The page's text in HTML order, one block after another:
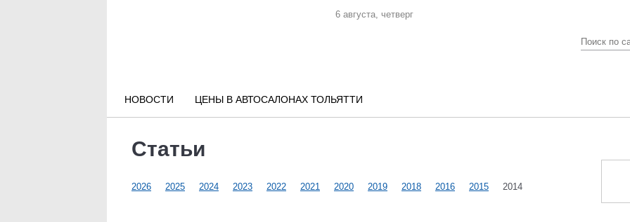
6 августа, четверг
НОВОСТИ ЦЕНЫ В АВТОСАЛОНАХ ТОЛЬЯТТИ
Статьи
2026 2025 2024 2023 2022 2021 2020 2019 2018 2016 2015 2014